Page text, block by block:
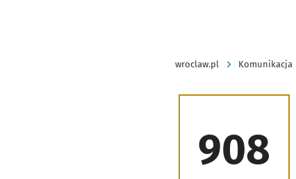
wroclaw.pl Komunikacja
908